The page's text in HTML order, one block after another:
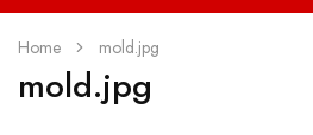
Home mold.jpg
mold.jpg